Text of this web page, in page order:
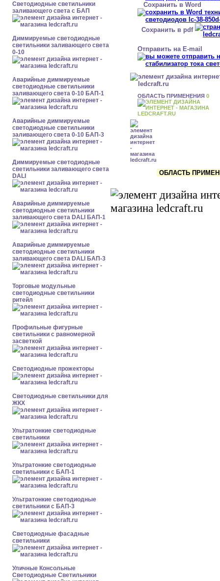
Светодиодные светильники
заливающего света с БАП
Диммируемые светодиодные
светильники заливающего света
0-10
Аварийные диммируемые
светодиодные светильники
заливающего света 0-10 БАП-1
Аварийные диммируемые
светодиодные светильники
заливающего света 0-10 БАП-3
Диммируемые светодиодные
светильники заливающего света
DALI
Аварийные диммируемые
светодиодные светильники
заливающего света DALI БАП-1
Аварийные диммируемые
светодиодные светильники
заливающего света DALI БАП-3
Торговые модульные
светодиодные светильники
ритейл
Профильные фигурные
светильники с равномерной
засветкой
Светодиодные прожекторы
Светодиодные светильники для
ЖКХ
Ультратонкие светодиодные
светильники
Ультратонкие светодиодные
светильники с БАП-1
Ультратонкие светодиодные
светильники с БАП-3
Светодиодные фасадные
светильники
Уличные Консольные
Светодиодные Светильники
Сохранить в Word
Сохранить в pdf
Отправить на E-mail
ОБЛАСТЬ ПРИМЕНЕНИЯ 0
ОБЛАСТЬ